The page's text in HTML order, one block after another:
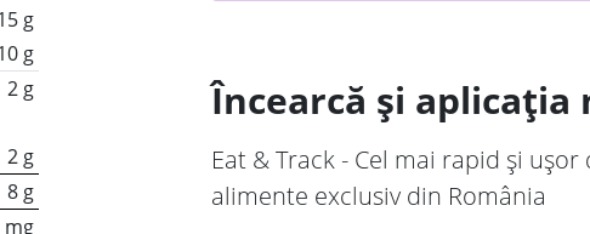
g
g
2 g
2 g
8 g
mg
Încearcă și aplicația
Eat & Track - Cel mai rapid și
alimente exclusiv din România